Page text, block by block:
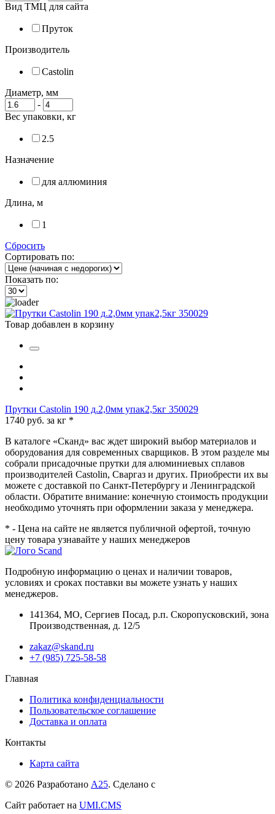
Вид ТМЦ для сайта
Пруток
Производитель
Castolin
Диаметр, мм
-
Вес упаковки, кг
2.5
Назначение
для аллюминия
Длина, м
1
Сбросить
Сортировать по:
Показать по:
Товар добавлен в корзину
Прутки Castolin 190 д.2,0мм упак2,5кг 350029
1740 руб. за кг *
В каталоге «Сканд» вас ждет широкий выбор материалов и
оборудования для современных сварщиков. В этом разделе мы
собрали присадочные прутки для алюминиевых сплавов
производителей Castolin, Сваргаз и других. Приобрести их вы
можете с доставкой по Санкт-Петербургу и Ленинградской
области. Обратите внимание: конечную стоимость продукции
необходимо уточнять при оформлении заказа у менеджера.
* - Цена на сайте не является публичной офертой, точную
цену товара узнавайте у наших менеджеров
Подробную информацию о ценах и наличии товаров,
условиях и сроках поставки вы можете узнать у наших
менеджеров.
141364, МО, Сергиев Посад, р.п. Скоропусковский, зона
Производственная, д. 12/5
zakaz@skand.ru
+7 (985) 725-58-58
Главная
Политика конфиденциальности
Пользовательское соглашение
Доставка и оплата
Контакты
Карта сайта
© 2026 Разработано А25. Сделано с
Сайт работает на UMI.CMS